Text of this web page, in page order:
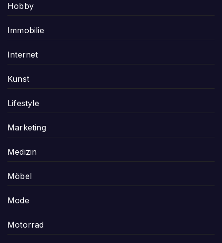
Hobby
Immobilie
Internet
Kunst
Lifestyle
Marketing
Medizin
Möbel
Mode
Motorrad